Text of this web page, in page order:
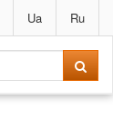
Ua Ru